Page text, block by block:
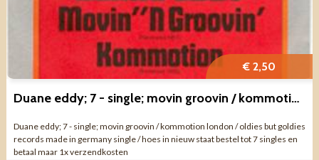
€ 2,50
Duane eddy; 7 - single; movin groovin / kommotion
Duane eddy; 7 - single; movin groovin / kommotion london / oldies but goldies
records made in germany single / hoes in nieuw staat bestel tot 7 singles en
betaal maar 1x verzendkosten